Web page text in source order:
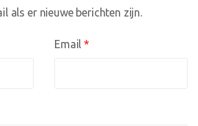
Email*
als er nieuwe berichten zijn.